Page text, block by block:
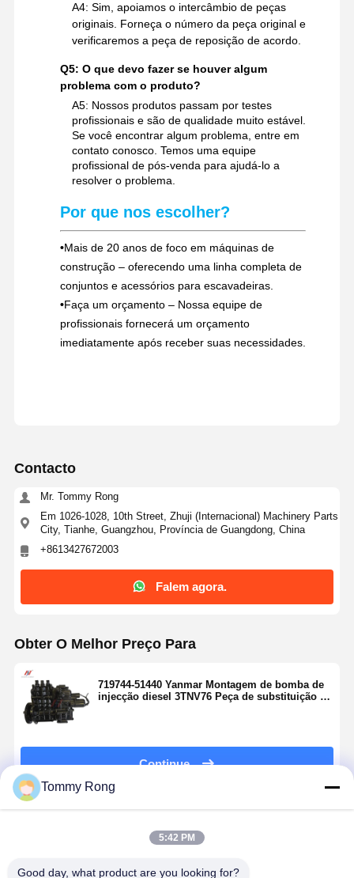
A4: Sim, apoiamos o intercâmbio de peças
originais. Forneça o número da peça original e
verificaremos a peça de reposição de acordo.
Q5: O que devo fazer se houver algum
problema com o produto?
A5: Nossos produtos passam por testes
profissionais e são de qualidade muito estável.
Se você encontrar algum problema, entre em
contato conosco. Temos uma equipe
profissional de pós-venda para ajudá-lo a
resolver o problema.
Por que nos escolher?
•Mais de 20 anos de foco em máquinas de
construção – oferecendo uma linha completa de
conjuntos e acessórios para escavadeiras.
•Faça um orçamento – Nossa equipe de
profissionais fornecerá um orçamento
imediatamente após receber suas necessidades.
Contacto
Mr. Tommy Rong
Em 1026-1028, 10th Street, Zhuji (Internacional) Machinery Parts
City, Tianhe, Guangzhou, Província de Guangdong, China
+8613427672003
Falem agora.
Obter O Melhor Preço Para
719744-51440 Yanmar Montagem de bomba de
injecção diesel 3TNV76 Peça de substituição de
Continue
Tommy Rong
5:42 PM
Good day, what product are you looking for?